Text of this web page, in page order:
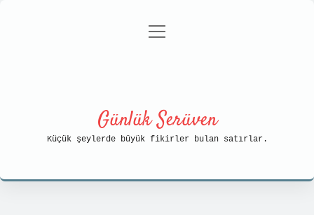
Gizlilik Politikası
menüyü
Günlük Serüven
Küçük şeylerde büyük fikirler bulan satırlar.